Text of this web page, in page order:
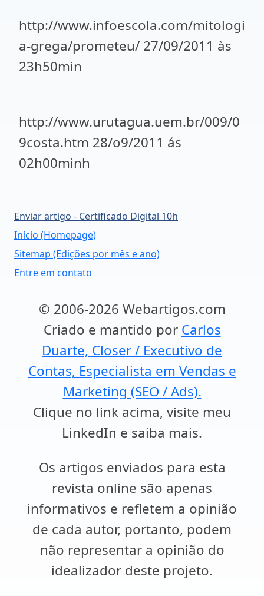
http://www.infoescola.com/mitologi
a-grega/prometeu/ 27/09/2011 às
23h50min
http://www.urutagua.uem.br/009/0
9costa.htm 28/o9/2011 ás
02h00minh
Enviar artigo - Certificado Digital 10h
Início (Homepage)
Sitemap (Edições por mês e ano)
Entre em contato
© 2006-2026 Webartigos.com
Criado e mantido por Carlos
Duarte, Closer / Executivo de
Contas, Especialista em Vendas e
Marketing (SEO / Ads).
Clique no link acima, visite meu
LinkedIn e saiba mais.
Os artigos enviados para esta
revista online são apenas
informativos e refletem a opinião
de cada autor, portanto, podem
não representar a opinião do
idealizador deste projeto.